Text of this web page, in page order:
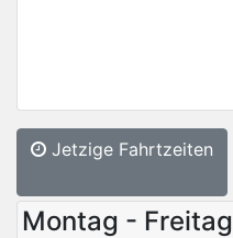
Jetzige Fahrtzeiten
Montag - Freitag